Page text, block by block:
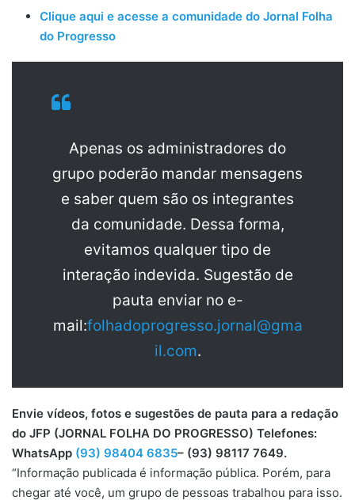
Clique aqui e acesse a comunidade do Jornal Folha
do Progresso
Apenas os administradores do
grupo poderão mandar mensagens
e saber quem são os integrantes
da comunidade. Dessa forma,
evitamos qualquer tipo de
interação indevida. Sugestão de
pauta enviar no e-
mail:folhadoprogresso.jornal@gma
il.com.
Envie vídeos, fotos e sugestões de pauta para a redação
do JFP (JORNAL FOLHA DO PROGRESSO) Telefones:
WhatsApp (93) 98404 6835– (93) 98117 7649.
“Informação publicada é informação pública. Porém, para
chegar até você, um grupo de pessoas trabalhou para isso.